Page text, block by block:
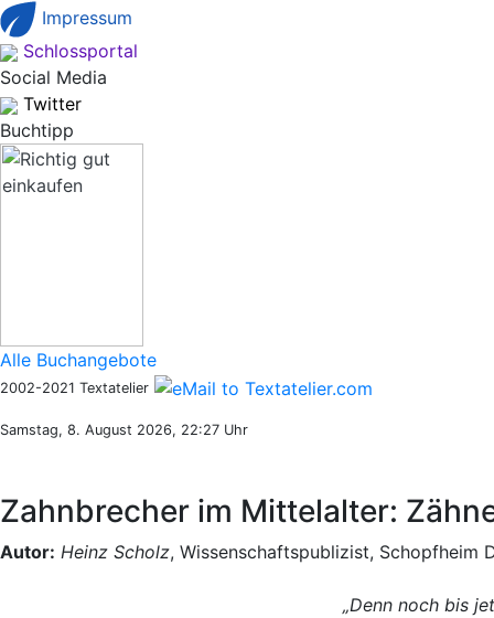
Impressum
Schlossportal
Social Media
Twitter
Buchtipp
Alle Buchangebote
2002-2021 Textatelier
Samstag, 8. August 2026, 22:27 Uhr
Zahnbrecher im Mittelalter:
Autor: Heinz Scholz, Wissenschaftspublizist, Schopfheim
„Denn noch bis